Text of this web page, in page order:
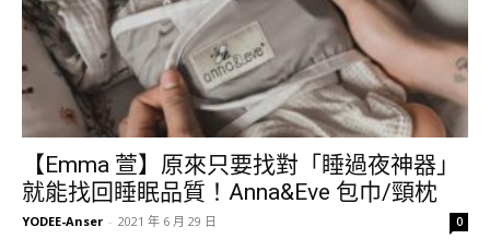
【Emma 萱】原來只要找對「睡過夜神器」
就能找回睡眠品質！Anna&Eve 包巾/頸枕
YODEE-Anser - 2021 年 6 月 29 日 0